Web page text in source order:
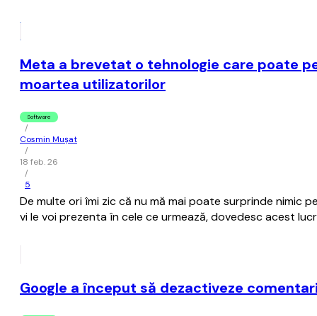
Meta a brevetat o tehnologie care poate
moartea utilizatorilor
Software
/
Cosmin Mușat
/
18 feb. 26
/
5
De multe ori îmi zic că nu mă mai poate surprinde nimic
vi le voi prezenta în cele ce urmează, dovedesc acest
Google a început să dezactiveze